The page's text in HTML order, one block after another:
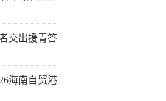
交出援青答
海南自贸港